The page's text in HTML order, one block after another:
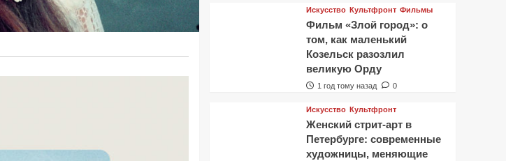
Искусство Культфронт Фильмы
Фильм «Злой город»: о
том, как маленький
Козельск разозлил
великую Орду
1 год тому назад 0
Искусство Культфронт
Женский стрит-арт в
Петербурге: современные
художницы, меняющие